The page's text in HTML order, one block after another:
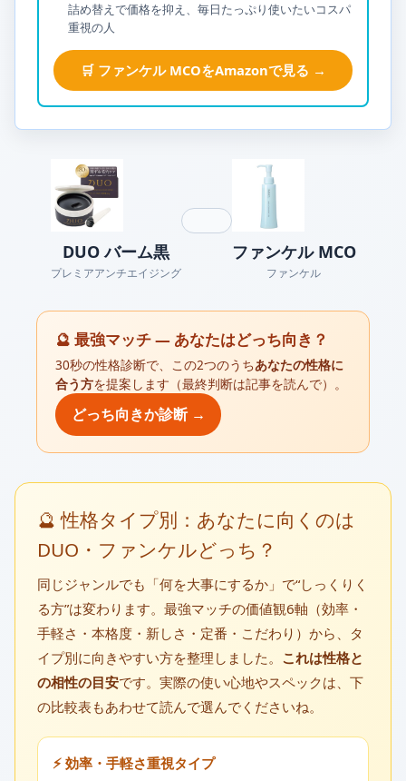
詰め替えで価格を抑え、毎日たっぷり使いたいコスパ
重視の人
🛒 ファンケル MCOをAmazonで見る →
DUO バーム黒
プレミアアンチエイジング
ファンケル MCO
ファンケル
🔮 最強マッチ — あなたはどっち向き？
30秒の性格診断で、この2つのうちあなたの性格に
合う方を提案します（最終判断は記事を読んで）。
どっち向きか診断 →
🔮 性格タイプ別：あなたに向くのは
DUO・ファンケルどっち？
同じジャンルでも「何を大事にするか」で“しっくりく
る方”は変わります。最強マッチの価値観6軸（効率・
手軽さ・本格度・新しさ・定番・こだわり）から、タ
イプ別に向きやすい方を整理しました。 これは性格と
の相性の目安です。実際の使い心地やスペックは、下
の比較表もあわせて読んで選んでくださいね。
⚡ 効率・手軽さ重視タイプ